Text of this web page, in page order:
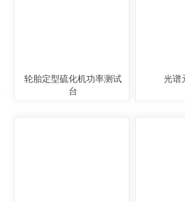
轮胎定型硫化机功率测试
台
光谱